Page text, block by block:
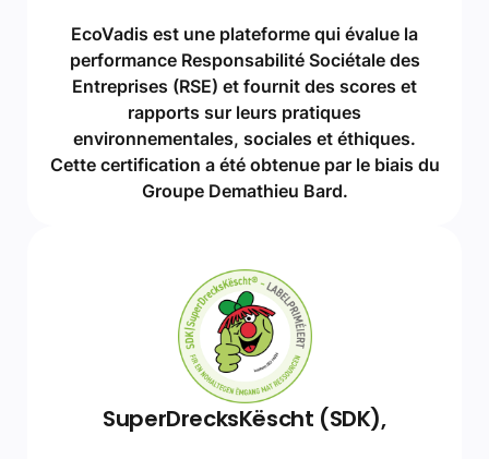
EcoVadis est une plateforme qui évalue la
performance Responsabilité Sociétale des
Entreprises (RSE) et fournit des scores et
rapports sur leurs pratiques
environnementales, sociales et éthiques.
Cette certification a été obtenue par le biais du
Groupe Demathieu Bard.
SuperDrecksKëscht (SDK),